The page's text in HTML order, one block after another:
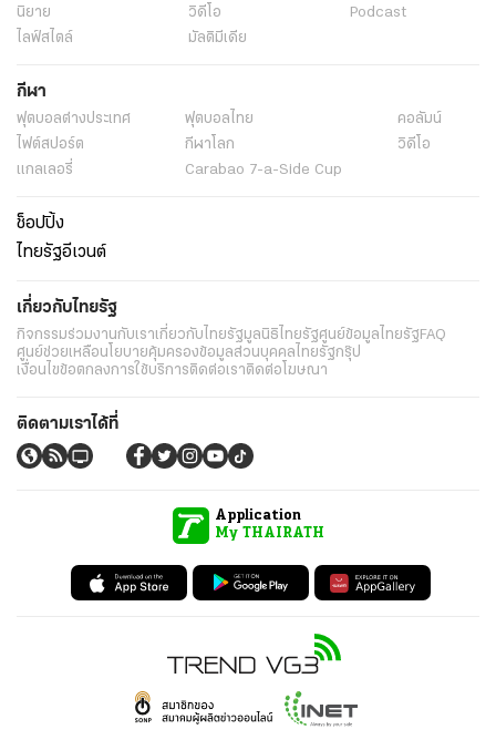
นิยาย
วิดีโอ
Podcast
ไลฟ์สไตล์
มัลติมีเดีย
กีฬา
ฟุตบอลต่่างประเทศ ฟุตบอลไทย
คอลัมน์
ไฟต์สปอร์ต
กีฬาโลก
วิดีโอ
แกลเลอรี่
Carabao 7-a-Side Cup
ช็อปปิ้ง
ไทยรัฐอีเวนต์
เกี่ยวกับไทยรัฐ
กิจกรรมร่วมงานกับเราเกี่ยวกับไทยรัฐมูลนิธิไทยรัฐศูนย์ข้อมูลไทยรัฐFAQ
ศูนย์ช่วยเหลือนโยบายคุ้มครองข้อมูลส่วนบุคคลไทยรัฐกรุ๊ป
เงื่อนไขข้อตกลงการใช้บริการติดต่อเราติดต่อโฆษณา
ติดตามเราได้ที่
Application
My THAIRATH